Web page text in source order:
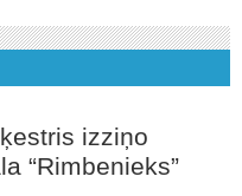
izziņo
“Rimbenieks”